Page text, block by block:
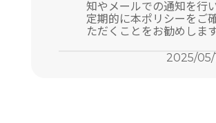
知やメールでの通知を行い
定期的に本ポリシーをご
ただくことをお勧めします
2025/05/